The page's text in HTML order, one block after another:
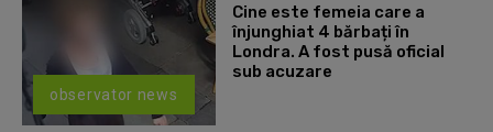
observator news
Cine este femeia care a
înjunghiat 4 bărbați în
Londra. A fost pusă oficial
sub acuzare